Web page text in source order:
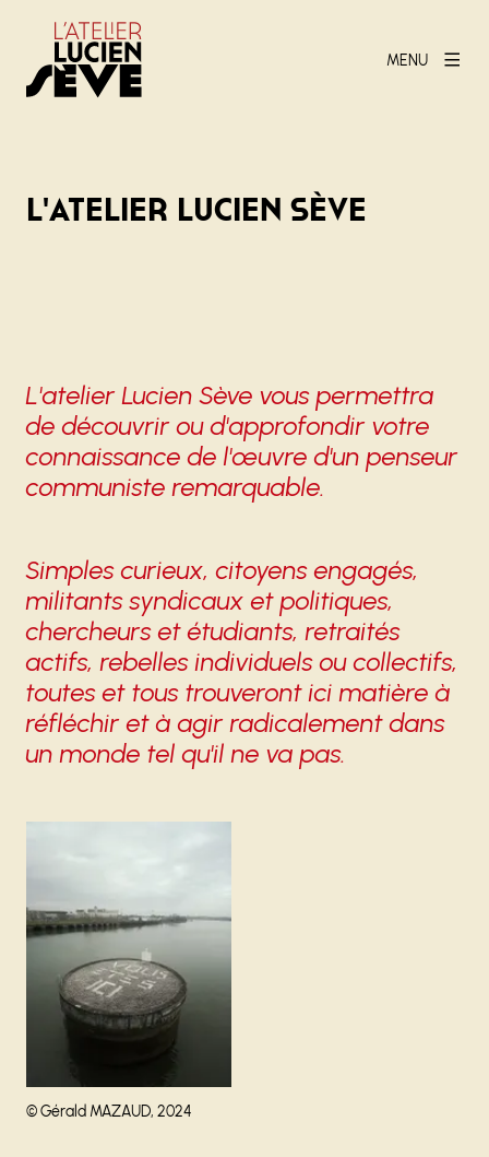
MENU
L'atelier Lucien Sève
Carrousel 0
L'atelier Lucien Sève vous permettra
de découvrir ou d'approfondir votre
connaissance de l'œuvre d'un penseur
communiste remarquable.
Carrousel 1
Simples curieux, citoyens engagés,
militants syndicaux et politiques,
chercheurs et étudiants, retraités
actifs, rebelles individuels ou collectifs,
toutes et tous trouveront ici matière à
réfléchir et à agir radicalement dans
un monde tel qu'il ne va pas.
Droits réservés :
©Gérald MAZAUD, 2024